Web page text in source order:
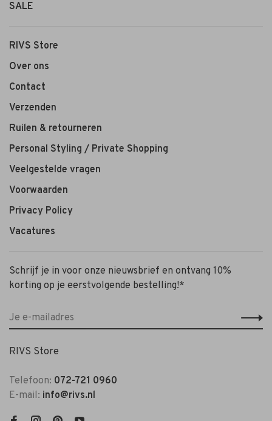
SALE
RIVS Store
Over ons
Contact
Verzenden
Ruilen & retourneren
Personal Styling / Private Shopping
Veelgestelde vragen
Voorwaarden
Privacy Policy
Vacatures
Schrijf je in voor onze nieuwsbrief en ontvang 10%
korting op je eerstvolgende bestelling!*
RIVS Store
Telefoon: 072-721 0960
E-mail: info@rivs.nl